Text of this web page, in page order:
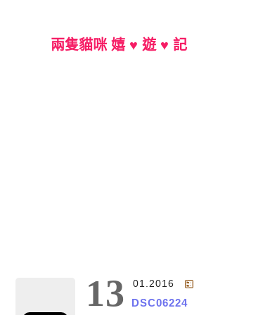
兩隻貓咪 嬉 ♥ 遊 ♥ 記
13 01.2016
DSC06224